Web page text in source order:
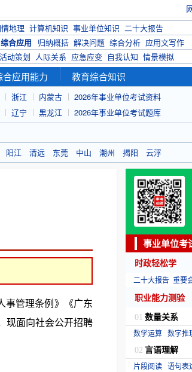
地理 计算机知识 事业单位知识 二十大报告
综合应用 归纳概括 解决问题 综合分析 应用文写作
活动策划 人际关系 应急应变 自我认知 情景模拟
合应用能力 教育综合知识
浙江 内蒙古
2026年事业单位考试资料
辽宁 黑龙江
2026年事业单位考试题库
阳江 清远 东莞 中山 潮州 揭阳 云浮
管理条例》《广东
现面向社会公开招聘
事业单位考
时政轻松学
二十大报告 重要
职业能力测验
01 数量关系
数学运算 数字推
02 言语理解
片段阅读 语句表